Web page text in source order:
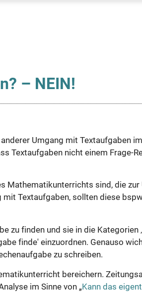
– NEIN!
Umgang mit Textaufgaben
Textaufgaben nicht einem Frage-
Mathematikunterrichts sind, die
Textaufgaben, sollten diese
zu finden und sie in die Kategorien
finde' einzuordnen. Genauso
zu schreiben.
bereichern.
im Sinne von „Kann das